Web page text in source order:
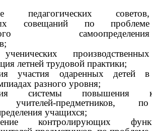
педагогических советов,
совещаний по проблеме
самоопределения
производственных
летней трудовой практики;
участия одаренных детей в
разного уровня;
системы повышения
учителей-предметников, по
учащихся;
контролирующих